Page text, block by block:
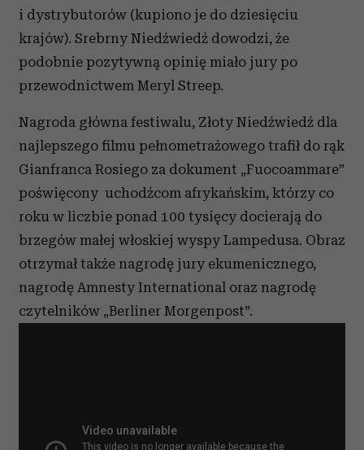
i dystrybutorów (kupiono je do dziesięciu
krajów). Srebrny Niedźwiedź dowodzi, że
podobnie pozytywną opinię miało jury po
przewodnictwem Meryl Streep.
Nagroda główna festiwalu, Złoty Niedźwiedź dla
najlepszego filmu pełnometrażowego trafił do rąk
Gianfranca Rosiego za dokument „Fuocoammare”
poświęcony uchodźcom afrykańskim, którzy co
roku w liczbie ponad 100 tysięcy docierają do
brzegów małej włoskiej wyspy Lampedusa. Obraz
otrzymał także nagrodę jury ekumenicznego,
nagrodę Amnesty International oraz nagrodę
czytelników „Berliner Morgenpost”.